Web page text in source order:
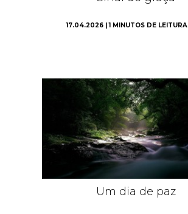
17.04.2026 | 1 MINUTOS DE LEITURA
Um dia de paz